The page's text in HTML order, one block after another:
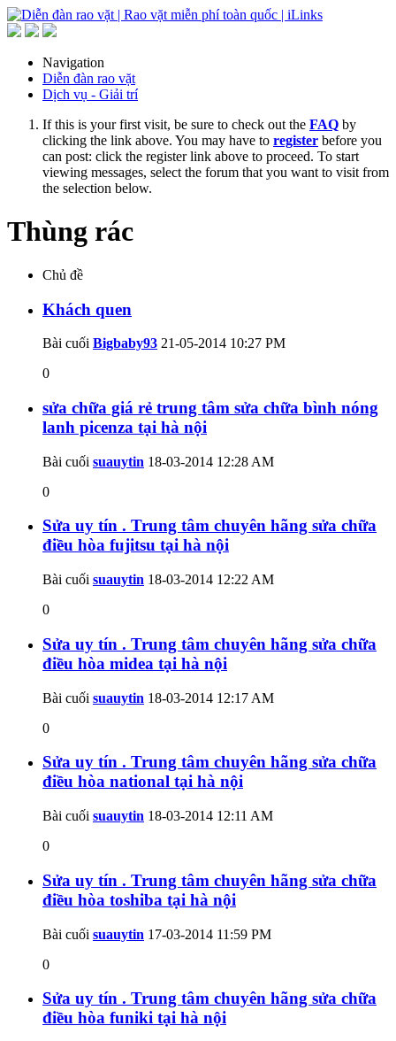
Navigation
Diễn đàn rao vặt
Dịch vụ - Giải trí
If this is your first visit, be sure to check out the FAQ by
clicking the link above. You may have to register before you
can post: click the register link above to proceed. To start
viewing messages, select the forum that you want to visit from
the selection below.
Thùng rác
Chủ đề
Khách quen
Bài cuối Bigbaby93 21-05-2014 10:27 PM
0
sửa chữa giá rẻ trung tâm sửa chữa bình nóng
lanh picenza tại hà nội
Bài cuối suauytin 18-03-2014 12:28 AM
0
Sửa uy tín . Trung tâm chuyên hãng sửa chữa
điều hòa fujitsu tại hà nội
Bài cuối suauytin 18-03-2014 12:22 AM
0
Sửa uy tín . Trung tâm chuyên hãng sửa chữa
điều hòa midea tại hà nội
Bài cuối suauytin 18-03-2014 12:17 AM
0
Sửa uy tín . Trung tâm chuyên hãng sửa chữa
điều hòa national tại hà nội
Bài cuối suauytin 18-03-2014 12:11 AM
0
Sửa uy tín . Trung tâm chuyên hãng sửa chữa
điều hòa toshiba tại hà nội
Bài cuối suauytin 17-03-2014 11:59 PM
0
Sửa uy tín . Trung tâm chuyên hãng sửa chữa
điều hòa funiki tại hà nội